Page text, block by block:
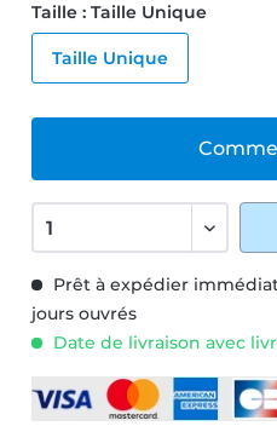
Prêt à expédier
jours ouvrés
Date de livraison avec
Taille : Taille Unique
Taille Unique